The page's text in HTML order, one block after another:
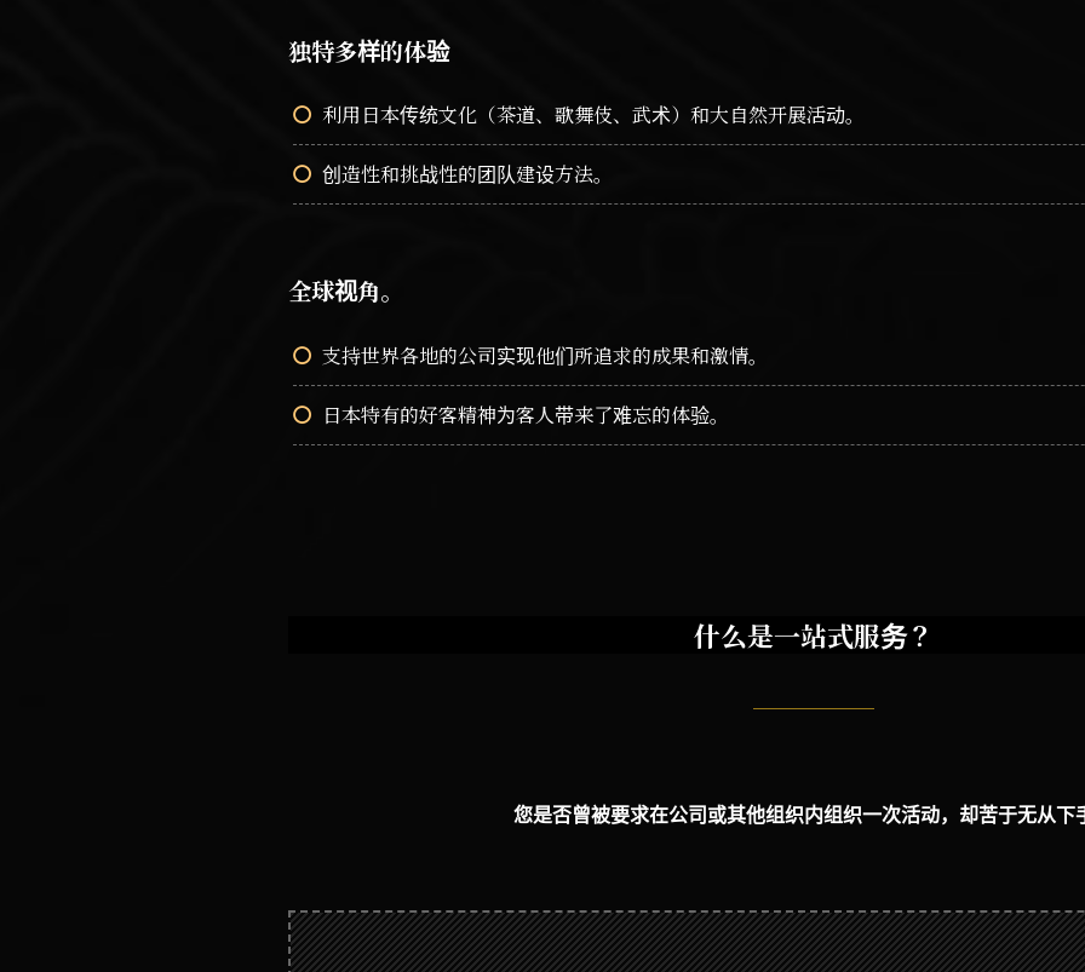
独特多样的体验
利用日本传统文化（茶道、歌舞伎、武术）和大自然开展活动。
创造性和挑战性的团队建设方法。
全球视角。
支持世界各地的公司实现他们所追求的成果和激情。
日本特有的好客精神为客人带来了难忘的体验。
什么是一站式服务？
您是否曾被要求在公司或其他组织内组织一次活动，却苦于无从下